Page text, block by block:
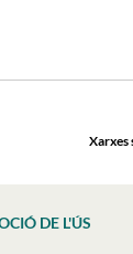
Xarxes
DE L'ÚS